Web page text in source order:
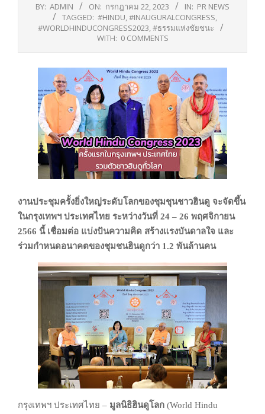
BY: ADMIN ON: กรกฎาคม 22, 2023 IN: PR NEWS
TAGGED: #HINDU,#INAUGURALCONGRESS,
#WORLDHINDUCONGRESS2023,#ธรรมแห่งชัยชนะ
WITH: 0 COMMENTS
งานประชุมครั้งยิ่งใหญ่ระดับโลกของชุมชุนชาวฮินดู จะจัดขึ้น
ในกรุงเทพฯ ประเทศไทย ระหว่างวันที่ 24 – 26 พฤศจิกายน
2566 นี้ เชื่อมต่อ แบ่งปันความคิด สร้างแรงบันดาลใจ และ
ร่วมกำหนดอนาคตของชุมชนฮินดูกว่า 1.2 พันล้านคน
กรุงเทพฯ ประเทศไทย – มูลนิธิฮินดูโลก (World Hindu